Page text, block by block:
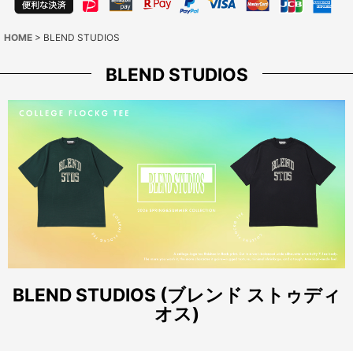
HOME > BLEND STUDIOS
BLEND STUDIOS
BLEND STUDIOS (ブレンド ストゥディ
オス)